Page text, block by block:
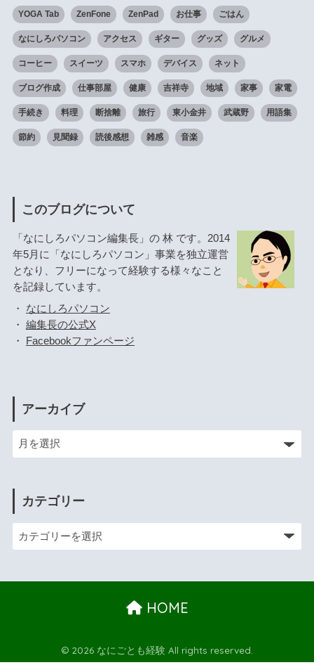
YOGA Tab ZenFone ZenPad お仕事 ごはん
なにしろパソコン アクセス ギター グッズ グルメ
コーヒー スイーツ スマホ デバイス ネット
ブログ作成 仕事部屋 健康 吉祥寺 地域 家事 家電
手続き 料理 断捨離 旅行 東小金井 武蔵野 用語集
節約 見聞録 読後感想 雑感 音楽
このブログについて
「なにしろパソコン編集長」の 林 です。2014
年5月に「なにしろパソコン」事業を独立運営
となり、フリーになって経験する様々なこと
を記録しています。
・ なにしろパソコン
・ 編集長の公式X
・
Facebookファンページ
アーカイブ
カテゴリー
HOME
© 2026 なにごとも経験 All rights reserved.